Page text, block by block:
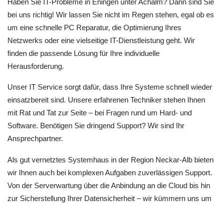
bei uns richtig! Wir lassen Sie nicht im Regen stehen, egal ob es
um eine schnelle PC Reparatur, die Optimierung Ihres
Netzwerks oder eine vielseitige IT-Dienstleistung geht. Wir
finden die passende Lösung für Ihre individuelle
Herausforderung.
Unser IT Service sorgt dafür, dass Ihre Systeme schnell wieder
einsatzbereit sind. Unsere erfahrenen Techniker stehen Ihnen
mit Rat und Tat zur Seite – bei Fragen rund um Hard- und
Software. Benötigen Sie dringend Support? Wir sind Ihr
Ansprechpartner.
Als gut vernetztes Systemhaus in der Region Neckar-Alb bieten
wir Ihnen auch bei komplexen Aufgaben zuverlässigen Support.
Von der Serverwartung über die Anbindung an die Cloud bis hin
zur Sicherstellung Ihrer Datensicherheit – wir kümmern uns um